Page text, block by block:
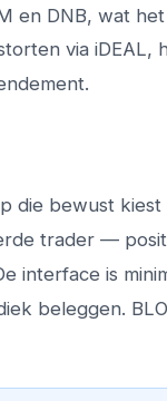
en DNB, wat
via
die bewust
trader —
interface is
beleggen.